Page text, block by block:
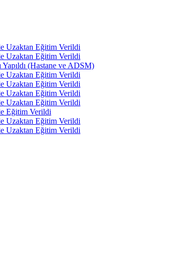
Uzaktan Eğitim Verildi
Uzaktan Eğitim Verildi
(Hastane ve ADSM)
Uzaktan Eğitim Verildi
Uzaktan Eğitim Verildi
Uzaktan Eğitim Verildi
Uzaktan Eğitim Verildi
Eğitim Verildi
Uzaktan Eğitim Verildi
Uzaktan Eğitim Verildi